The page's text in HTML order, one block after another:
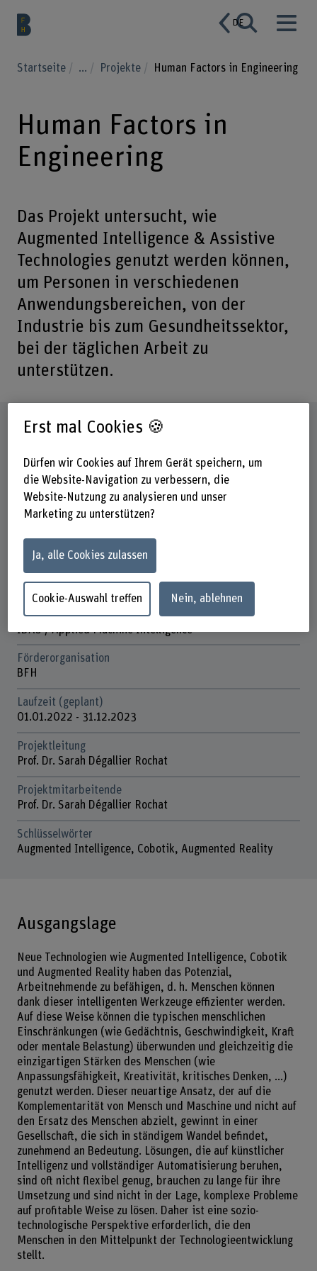
DE
Startseite ... Projekte Human Factors in Engineering
Human Factors in
Engineering
Das Projekt untersucht, wie
Augmented Intelligence & Assistive
Technologies genutzt werden können,
um Personen in verschiedenen
Anwendungsbereichen, von der
Industrie bis zum Gesundheitssektor,
bei der täglichen Arbeit zu
unterstützen.
Steckbrief
Beteiligte Departemente
Technik und Informatik
Institut(e)
IMME
Institute for Data Applications and Security (IDAS)
Forschungseinheit(en)
IMME / Labor für Computerwahrnehmung und virtuelle
Realität
IDAS / Applied Machine Intelligence
Förderorganisation
BFH
Laufzeit (geplant)
01.01.2022 - 31.12.2023
Projektleitung
Prof. Dr. Sarah Dégallier Rochat
Projektmitarbeitende
Prof. Dr. Sarah Dégallier Rochat
Schlüsselwörter
Augmented Intelligence, Cobotik, Augmented Reality
Ausgangslage
Neue Technologien wie Augmented Intelligence, Cobotik
und Augmented Reality haben das Potenzial,
Arbeitnehmende zu befähigen, d. h. Menschen können
dank dieser intelligenten Werkzeuge effizienter werden.
Auf diese Weise können die typischen menschlichen
Einschränkungen (wie Gedächtnis, Geschwindigkeit, Kraft
oder mentale Belastung) überwunden und gleichzeitig die
einzigartigen Stärken des Menschen (wie
Anpassungsfähigkeit, Kreativität, kritisches Denken, ...)
genutzt werden. Dieser neuartige Ansatz, der auf die
Komplementarität von Mensch und Maschine und nicht auf
den Ersatz des Menschen abzielt, gewinnt in einer
Gesellschaft, die sich in ständigem Wandel befindet,
zunehmend an Bedeutung. Lösungen, die auf künstlicher
Intelligenz und vollständiger Automatisierung beruhen,
sind oft nicht flexibel genug, brauchen zu lange für ihre
Umsetzung und sind nicht in der Lage, komplexe Probleme
auf profitable Weise zu lösen. Daher ist eine sozio-
technologische Perspektive erforderlich, die den
Menschen in den Mittelpunkt der Technologieentwicklung
stellt.
Erst mal Cookies 🍪
Dürfen wir Cookies auf Ihrem Gerät speichern, um
die Website-Navigation zu verbessern, die
Website-Nutzung zu analysieren und unser
Marketing zu unterstützen?
Ja, alle Cookies zulassen
Cookie-Auswahl treffen Nein, ablehnen